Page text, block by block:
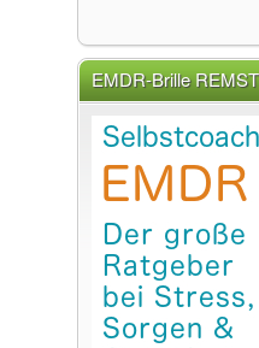
EMDR-Brille